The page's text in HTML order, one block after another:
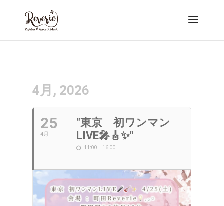
4月, 2026
25
4月
"東京 初ワンマン
LIVE🎤🎸✨"
11:00 - 16:00